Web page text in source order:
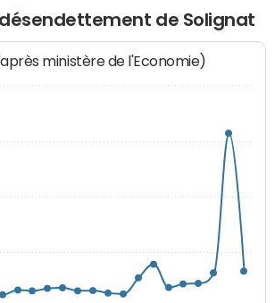
de Solignat
ministère de l'Economie)